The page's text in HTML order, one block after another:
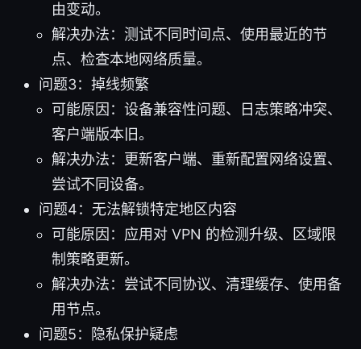
由变动。
解决办法：测试不同时间点、使用最近的节
点、检查本地网络质量。
问题3：掉线频繁
可能原因：设备兼容性问题、日志策略冲突、
客户端版本旧。
解决办法：更新客户端、重新配置网络设置、
尝试不同设备。
问题4：无法解锁特定地区内容
可能原因：应用对 VPN 的检测升级、区域限
制策略更新。
解决办法：尝试不同协议、清理缓存、使用备
用节点。
问题5：隐私保护疑虑